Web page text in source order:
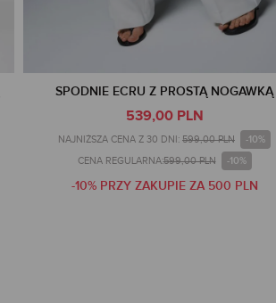
SPODNIE ECRU Z PROSTĄ NOGAWKĄ
539,00 PLN
NAJNIŻSZA CENA Z 30 DNI: 599,00 PLN -10%
CENA REGULARNA:599,00 PLN -10%
-10% PRZY ZAKUPIE ZA 500 PLN